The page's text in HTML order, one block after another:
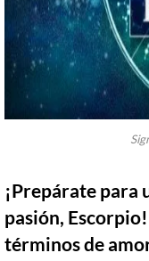
¡Prepárate para
pasión, Escorpio!
términos de